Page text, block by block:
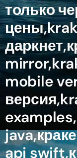
только
mobile
api